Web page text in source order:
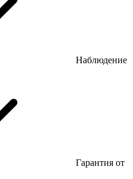
Наблюдение
Гарантия от